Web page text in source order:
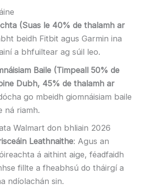
(Suas le 40% de thalamh ar
beidh Fitbit agus Garmin ina
a bhfuiltear ag súil leo.
Baile (Timpeall 50% de
Dubh, 45% de thalamh ar
go mbeidh giomnáisiam baile
ná riamh.
Walmart don bhliain 2026
Leathnaithe: Agus an
á aithint aige, féadfaidh
fillte a fheabhsú do tháirgí a
ndíolachán sin.